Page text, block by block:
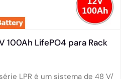
100Ah LifePO4 para Rack
LPR é um sistema de 48 V/